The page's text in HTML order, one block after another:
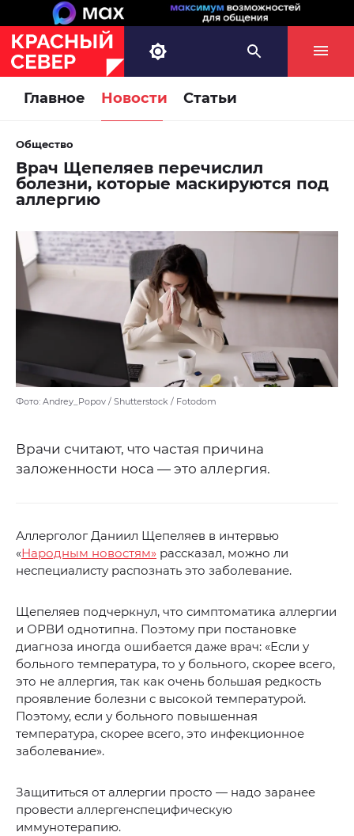
Главное Новости Статьи
Общество
Врач Щепеляев перечислил
болезни, которые маскируются под
аллергию
Фото: Andrey_Popov / Shutterstock / Fotodom
Врачи считают, что частая причина
заложенности носа — это аллергия.
Аллерголог Даниил Щепеляев в интервью
«Народным новостям» рассказал, можно ли
неспециалисту распознать это заболевание.
Щепеляев подчеркнул, что симптоматика аллергии
и ОРВИ однотипна. Поэтому при постановке
диагноза иногда ошибается даже врач: «Если у
больного температура, то у больного, скорее всего,
это не аллергия, так как очень большая редкость
проявление болезни с высокой температурой.
Поэтому, если у больного повышенная
температура, скорее всего, это инфекционное
заболевание».
Защититься от аллергии просто — надо заранее
провести аллергенспецифическую
иммунотерапию.